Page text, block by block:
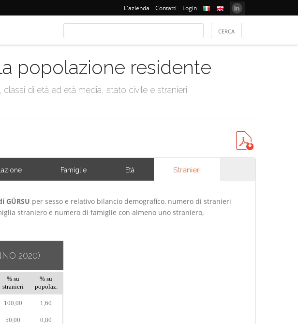
L'azienda Contatti Login
popolazione residente
di età ed età media, stato civile e stranieri
Famiglie Età Stranieri
GÜRSU per sesso e relativo bilancio demografico, numero di stranieri
straniero e numero di famiglie con almeno uno straniero,
2020)
% su
stranieri
% su
popolaz.
100,00 1,60
50,00 0,80